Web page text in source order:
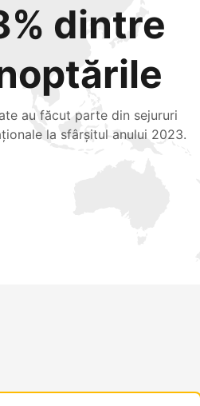
dintre
au făcut parte din sejururi
la sfârșitul anului 2023.